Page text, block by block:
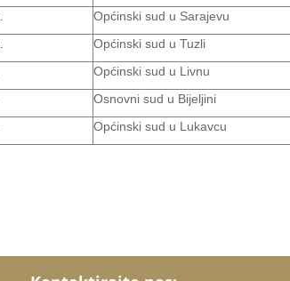
Općinski sud u Sarajevu
Općinski sud u Tuzli
Općinski sud u Livnu
Osnovni sud u Bijeljini
Općinski sud u Lukavcu